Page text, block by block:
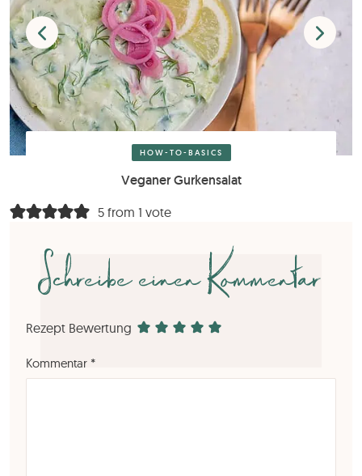
HOW-TO-BASICS
Veganer Gurkensalat
5 from 1 vote
Schreibe einen Kommentar
Rezept Bewertung
Kommentar *